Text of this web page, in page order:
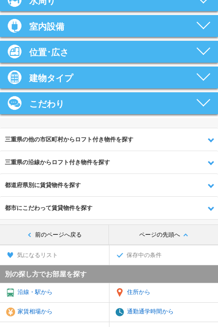
室内設備
位置･広さ
建物タイプ
こだわり
三重県の他の市区町村からロフト付き物件を探す
三重県の沿線からロフト付き物件を探す
都道府県別に賃貸物件を探す
都市にこだわって賃貸物件を探す
前のページへ戻る ページの先頭へ
気になるリスト 保存中の条件
別の探し方でお部屋を探す
沿線・駅から 住所から
家賃相場から 通勤通学時間から